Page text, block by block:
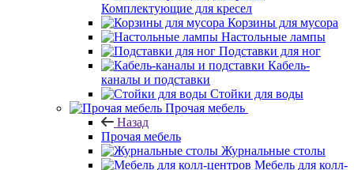
Комплектующие для кресел
Корзины для мусора
Настольные лампы
Подставки для ног
Кабель-
каналы и подставки
Стойки для воды
Прочая мебель
Назад
Прочая мебель
Журнальные столы
Мебель для колл-